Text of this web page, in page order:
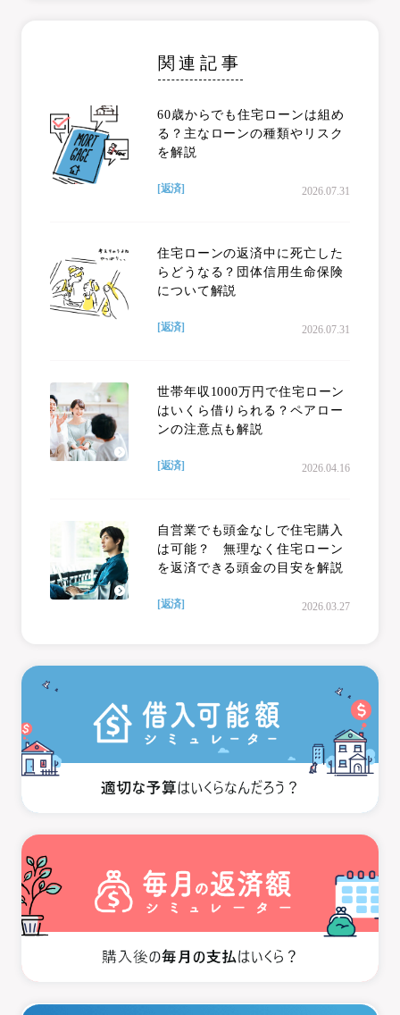
関連記事
60歳からでも住宅ローンは組め
る？主なローンの種類やリスク
を解説
[返済] 2026.07.31
住宅ローンの返済中に死亡した
らどうなる？団体信用生命保険
について解説
[返済] 2026.07.31
世帯年収1000万円で住宅ローン
はいくら借りられる？ペアロー
ンの注意点も解説
[返済] 2026.04.16
自営業でも頭金なしで住宅購入
は可能？ 無理なく住宅ローン
を返済できる頭金の目安を解説
[返済] 2026.03.27